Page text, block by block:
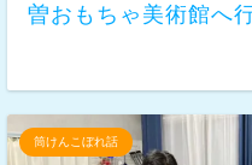
曽おもちゃ美術館へ
筒けんこぼれ話